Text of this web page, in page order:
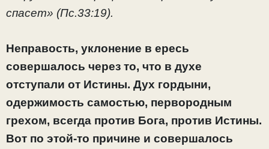
спасет» (Пс.33:19).
Неправость, уклонение в ересь
совершалось через то, что в духе
отступали от Истины. Дух гордыни,
одержимость самостью, первородным
грехом, всегда против Бога, против Истины.
Вот по этой-то причине и совершалось